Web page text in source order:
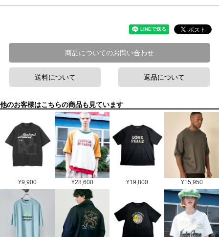
商品についてのお問い合わせ
送料について 返品について
他のお客様はこちらの商品も見ています
¥9,900 ¥28,600 ¥19,800 ¥15,950